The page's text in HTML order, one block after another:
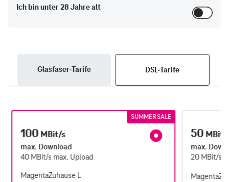
Ich bin unter 28 Jahre alt
Glasfaser-Tarife DSL-Tarife
100 MBit/s
max. Download
40 MBit/s max. Upload
SUMMER SALE
MagentaZuhause L
50 MBit/
max.
20 MBit/s